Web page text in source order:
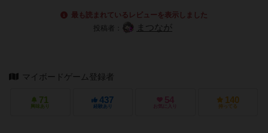
最も読まれているレビューを表示しました
投稿者：
まつなが
マイボードゲーム登録者
71
興味あり
437
経験あり
54
お気に入り
140
持ってる